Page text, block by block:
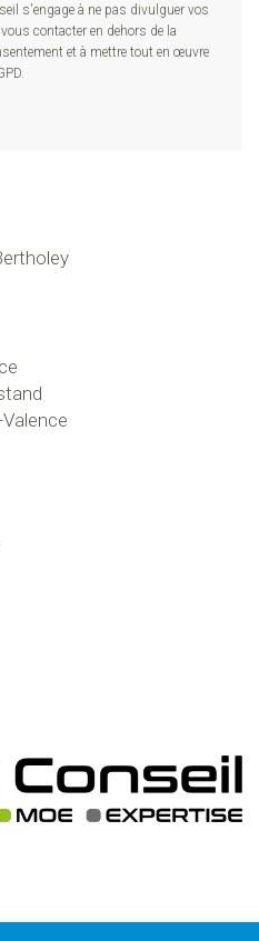
s'engage à ne pas divulguer vos
contacter en dehors de la
et à mettre tout en œuvre